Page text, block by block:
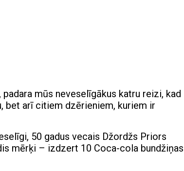
mūs neveselīgākus katru reizi, kad
bet arī citiem dzērieniem, kuriem ir
50 gadus vecais Džordžs Priors
mērķi – izdzert 10 Coca-cola bundžiņas